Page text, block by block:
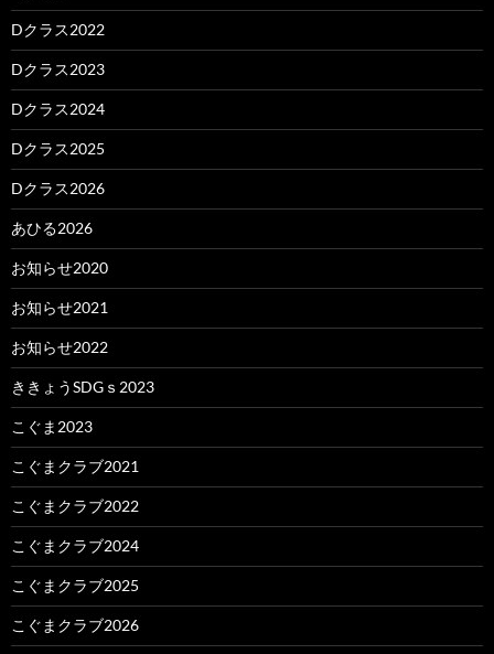
Dクラス2022
Dクラス2023
Dクラス2024
Dクラス2025
Dクラス2026
あひる2026
お知らせ2020
お知らせ2021
お知らせ2022
ききょうSDGｓ2023
こぐま2023
こぐまクラブ2021
こぐまクラブ2022
こぐまクラブ2024
こぐまクラブ2025
こぐまクラブ2026